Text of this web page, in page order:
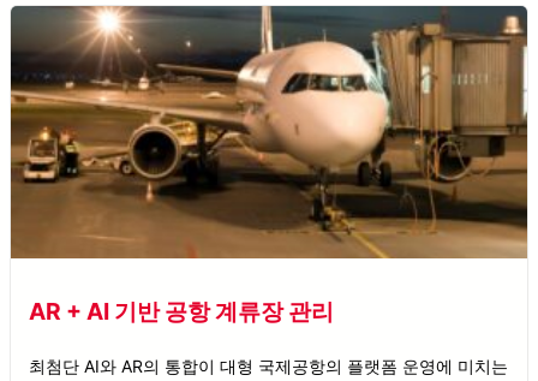
AR + AI 기반 공항 계류장 관리
최첨단 AI와 AR의 통합이 대형 국제공항의 플랫폼 운영에 미치는